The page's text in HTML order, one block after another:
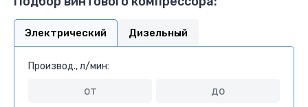
Электрический Дизельный
Производ., л/мин: